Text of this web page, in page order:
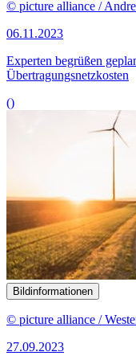
© picture alliance /
06.11.2023
Experten begrüßen
Übertragungsnetzkosten
()
Bildinformationen
© picture alliance /
27.09.2023